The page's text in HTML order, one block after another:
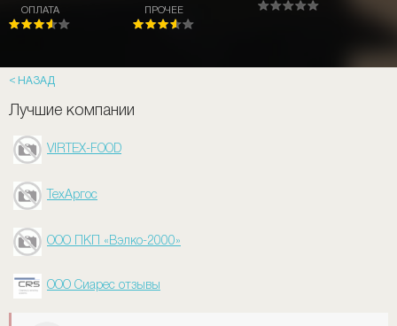
ОПЛАТА ПРОЧЕЕ
НАЗАД
Лучшие компании
VIRTEX-FOOD
ТехАргос
ООО ПКП «Вэлко-2000»
ООО Сиарес отзывы